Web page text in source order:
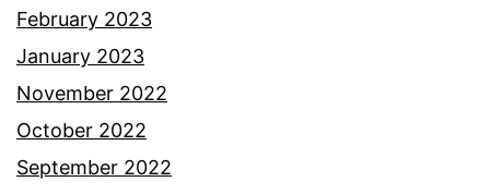
February 2023
January 2023
November 2022
October 2022
September 2022